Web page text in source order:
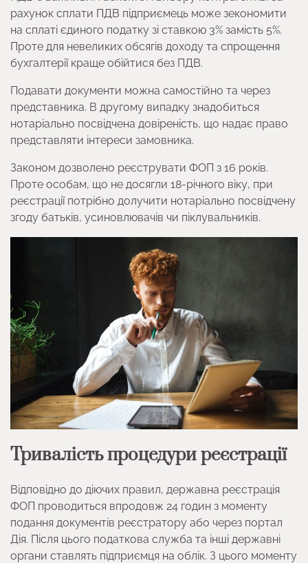
рахунок сплати ПДВ підприємець може зекономити
на сплаті єдиного податку зі ставкою 3% замість 5%.
Проте для невеликих обсягів доходу та спрощення
бухгалтерії краще обійтися без ПДВ.
Подавати документи можна самостійно та через
представника. В другому випадку знадобиться
нотаріально посвідчена довіреність, що надає право
представляти інтереси замовника.
Законом дозволено реєструвати ФОП з 16 років.
Проте особам, що не досягли 18-річного віку, при
реєстрації потрібно долучити нотаріально посвідчену
згоду батьків, усиновлювачів чи піклувальників.
Тривалість процедури реєстрації
Відповідно до діючих правил, державна реєстрація
ФОП проводиться впродовж 24 годин з моменту
подання документів реєстратору або через портал
Дія. Після цього податкова служба та інші державні
органи ставлять підприємця на облік. З цього моменту